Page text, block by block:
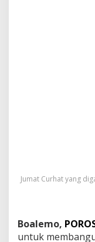
s
p
a
i
Jumat Curhat yang
Boalemo,
untuk